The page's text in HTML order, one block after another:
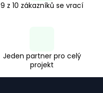
9 z 10 zákazníků se vrací
Jeden partner pro celý
projekt